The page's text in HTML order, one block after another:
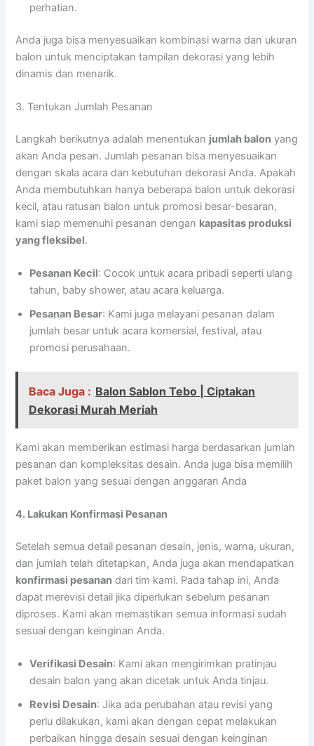
perhatian.
Anda juga bisa menyesuaikan kombinasi warna dan ukuran
balon untuk menciptakan tampilan dekorasi yang lebih
dinamis dan menarik.
3. Tentukan Jumlah Pesanan
Langkah berikutnya adalah menentukan jumlah balon yang
akan Anda pesan. Jumlah pesanan bisa menyesuaikan
dengan skala acara dan kebutuhan dekorasi Anda. Apakah
Anda membutuhkan hanya beberapa balon untuk dekorasi
kecil, atau ratusan balon untuk promosi besar-besaran,
kami siap memenuhi pesanan dengan kapasitas produksi
yang fleksibel.
Pesanan Kecil: Cocok untuk acara pribadi seperti ulang
tahun, baby shower, atau acara keluarga.
Pesanan Besar: Kami juga melayani pesanan dalam
jumlah besar untuk acara komersial, festival, atau
promosi perusahaan.
Baca Juga : Balon Sablon Tebo | Ciptakan
Dekorasi Murah Meriah
Kami akan memberikan estimasi harga berdasarkan jumlah
pesanan dan kompleksitas desain. Anda juga bisa memilih
paket balon yang sesuai dengan anggaran Anda
4. Lakukan Konfirmasi Pesanan
Setelah semua detail pesanan desain, jenis, warna, ukuran,
dan jumlah telah ditetapkan, Anda juga akan mendapatkan
konfirmasi pesanan dari tim kami. Pada tahap ini, Anda
dapat merevisi detail jika diperlukan sebelum pesanan
diproses. Kami akan memastikan semua informasi sudah
sesuai dengan keinginan Anda.
Verifikasi Desain: Kami akan mengirimkan pratinjau
desain balon yang akan dicetak untuk Anda tinjau.
Revisi Desain: Jika ada perubahan atau revisi yang
perlu dilakukan, kami akan dengan cepat melakukan
perbaikan hingga desain sesuai dengan keinginan